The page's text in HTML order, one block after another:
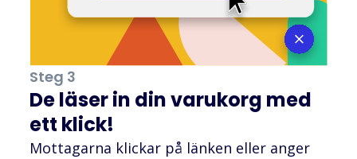
Steg 3
De läser in din varukorg med
ett klick!
Mottagarna klickar på länken eller anger